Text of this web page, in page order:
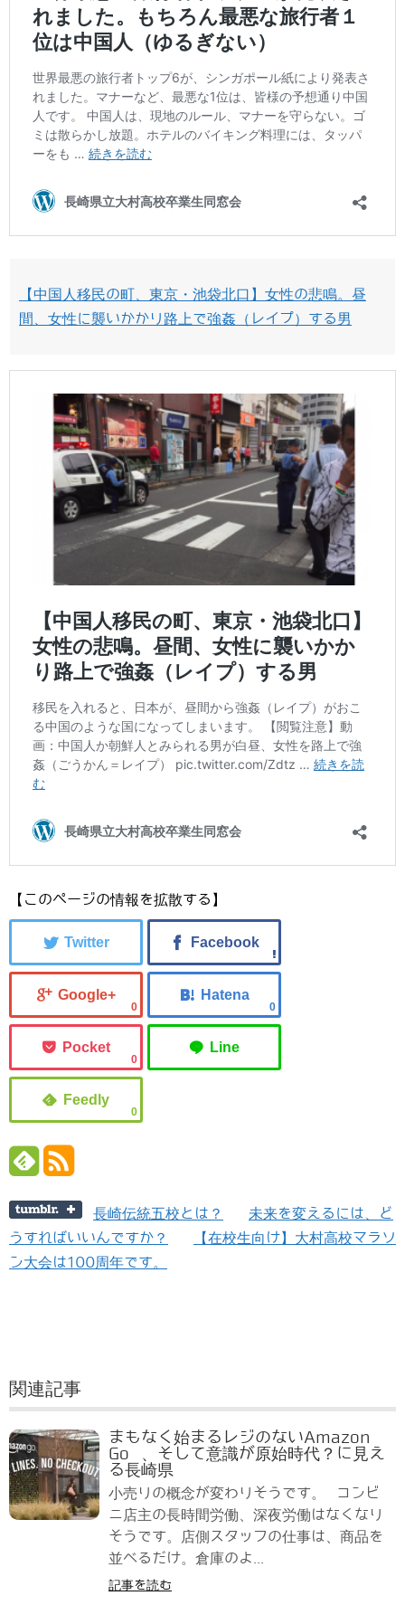
【中国人移民の町、東京・池袋北口】女性の悲鳴。昼
間、女性に襲いかかり路上で強姦（レイプ）する男
【このページの情報を拡散する】
0 0
0
0
長崎伝統五校とは？
未来を変えるには、ど
うすればいいんですか？
【在校生向け】大村高校マラソ
ン大会は100周年です。
関連記事
まもなく始まるレジのないAmazon
Go 、そして意識が原始時代？に見え
る長崎県
小売りの概念が変わりそうです。 コンビ
ニ店主の長時間労働、深夜労働はなくなり
そうです。店側スタッフの仕事は、商品を
並べるだけ。倉庫のよ...
記事を読む